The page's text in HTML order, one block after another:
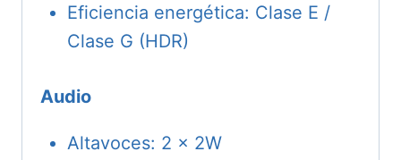
Eficiencia energética: Clase E /
Clase G (HDR)
Audio
Altavoces: 2 x 2W